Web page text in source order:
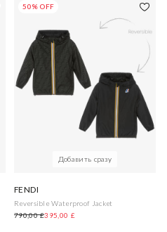
50% OFF
Добавить сразу
FENDI
Reversible Waterproof Jacket
790,00 £395,00 £